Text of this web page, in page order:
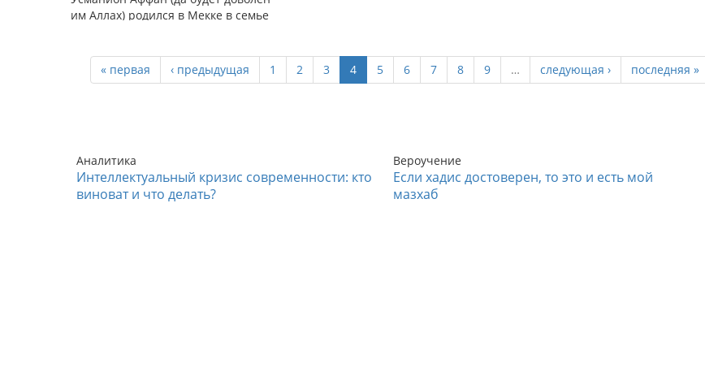
им Аллах) родился в Мекке в семье
года, известного, как год слона.
« первая ‹ предыдущая 1 2 3 4 5 6 7 8 9 … следующая › последняя »
Аналитика
Интеллектуальный кризис современности: кто
виноват и что делать?
Вероучение
Если хадис достоверен, то это и есть мой
мазхаб